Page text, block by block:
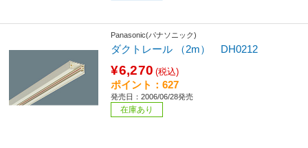
Panasonic(パナソニック)
ダクトレール （2m） DH0212
¥6,270 (税込)
ポイント：627
発売日：2006/06/28発売
在庫あり